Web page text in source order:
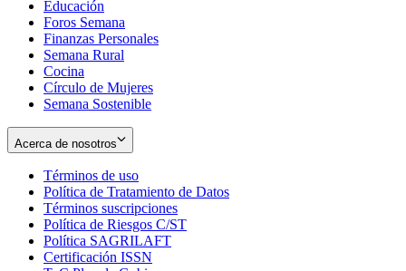
window
new
window
Educación
Foros Semana
Finanzas Personales
Semana Rural
Cocina
Círculo de Mujeres
Semana Sostenible
Acerca de nosotros
Términos de uso
in
new
window
Política de Tratamiento de Datos
Términos suscripciones
in
Política de Riesgos C/ST
Política SAGRILAFT
Certificación ISSN